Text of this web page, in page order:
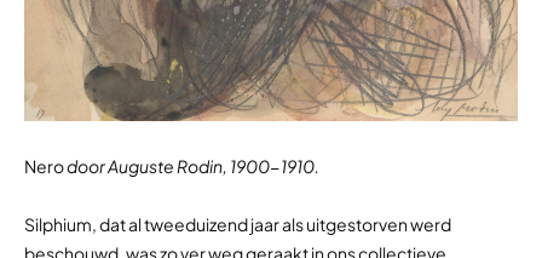
Nerodoor Auguste Rodin, 1900-1910.
Silphium, dat al tweeduizend jaar als uitgestorven werd
beschouwd, was zo ver weg geraakt in ons collectieve